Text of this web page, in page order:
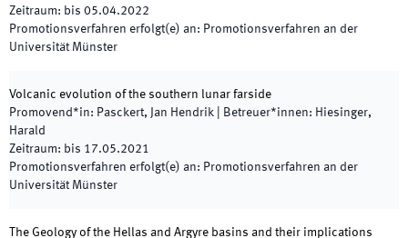
Zeitraum: bis 05.04.2022
Promotionsverfahren erfolgt(e) an: Promotionsverfahren an der
Universität Münster
Volcanic evolution of the southern lunar farside
Promovend*in: Pasckert, Jan Hendrik Betreuer*innen: Hiesinger,
Harald
Zeitraum: bis 17.05.2021
Promotionsverfahren erfolgt(e) an: Promotionsverfahren an der
Universität Münster
The Geology of the Hellas and Argyre basins and their implications